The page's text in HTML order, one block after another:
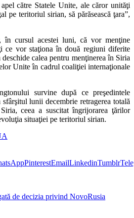
către Statele Unite, ale căror unităţi
pe teritoriul sirian, să părăsească ţara”,
în cursul acestei luni, că vor menţine
ce vor staţiona în două regiuni diferite
calea pentru menţinerea în Siria
Unite în cadrul coaliţiei internaţionale
survine după ce preşedintele
lunii decembrie retragerea totală
ceea a suscitat îngrijorarea ţărilor
situaţiei pe teritoriul sirian.
PinterestEmailLinkedinTumblr
de decizia privind NovoRusia